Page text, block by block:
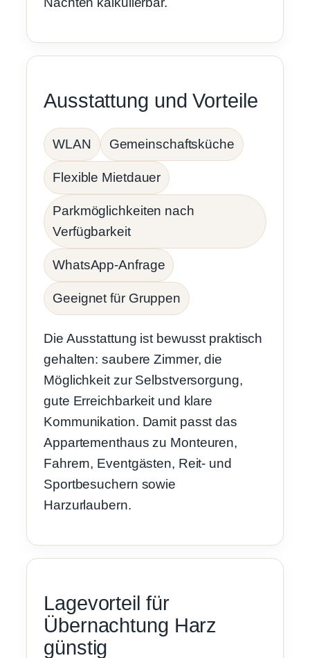
Ausstattung und Vorteile
WLAN Gemeinschaftsküche
Flexible Mietdauer
Parkmöglichkeiten nach
Verfügbarkeit
WhatsApp-Anfrage
Geeignet für Gruppen
Die Ausstattung ist bewusst praktisch
gehalten: saubere Zimmer, die
Möglichkeit zur Selbstversorgung,
gute Erreichbarkeit und klare
Kommunikation. Damit passt das
Appartementhaus zu Monteuren,
Fahrern, Eventgästen, Reit- und
Sportbesuchern sowie
Harzurlaubern.
Lagevorteil für
Übernachtung Harz
günstig